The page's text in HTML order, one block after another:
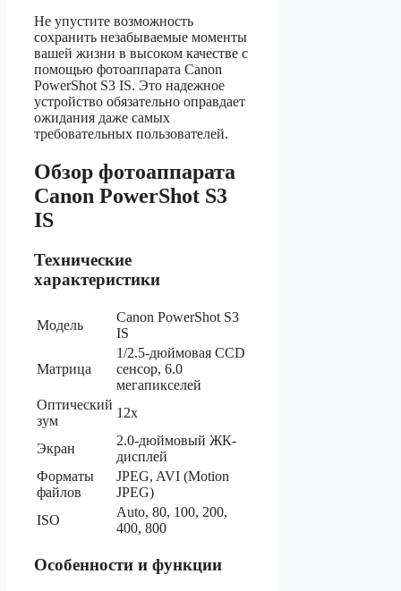
Не упустите возможность
сохранить незабываемые моменты
вашей жизни в высоком качестве с
помощью фотоаппарата Canon
PowerShot S3 IS. Это надежное
устройство обязательно оправдает
ожидания даже самых
требовательных пользователей.
Обзор фотоаппарата
Canon PowerShot S3
IS
Технические
характеристики
Модель
Canon PowerShot S3
IS
Матрица
1/2.5-дюймовая CCD
сенсор, 6.0
мегапикселей
Оптический
зум
12x
Экран
2.0-дюймовый ЖК-
дисплей
Форматы
файлов
JPEG, AVI (Motion
JPEG)
ISO
Auto, 80, 100, 200,
400, 800
Особенности и функции